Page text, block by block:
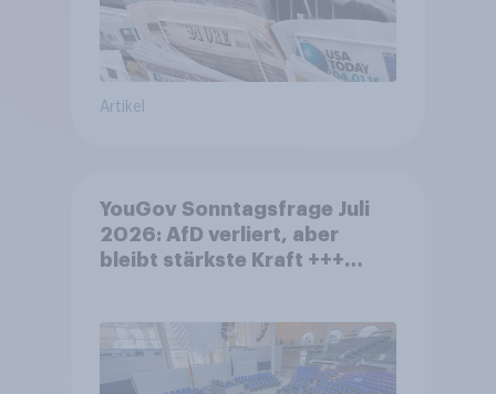
Artikel
YouGov Sonntagsfrage Juli
2026: AfD verliert, aber
bleibt stärkste Kraft +++